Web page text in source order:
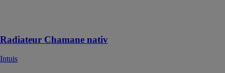
Radiateur Chamane nativ
Intuis